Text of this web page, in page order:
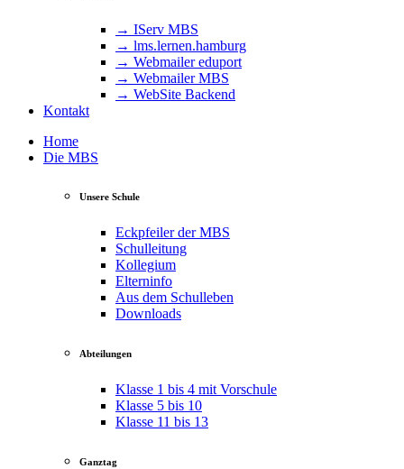
→ IServ MBS
→ lms​.ler​nen​.ham​burg
→ Webmailer eduport
→ Webmailer MBS
→ WebSite Backend
Kontakt
Home
Die MBS
Unsere Schule
Eckpfeiler der MBS
Schulleitung
Kollegium
Elterninfo
Aus dem Schulleben
Downloads
Abteilungen
Klasse 1 bis 4 mit Vorschule
Klasse 5 bis 10
Klasse 11 bis 13
Ganztag